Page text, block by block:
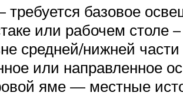
требуется базовое
или рабочем столе
средней/нижней
или направленное
яме — местные